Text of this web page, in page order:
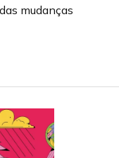
mudanças